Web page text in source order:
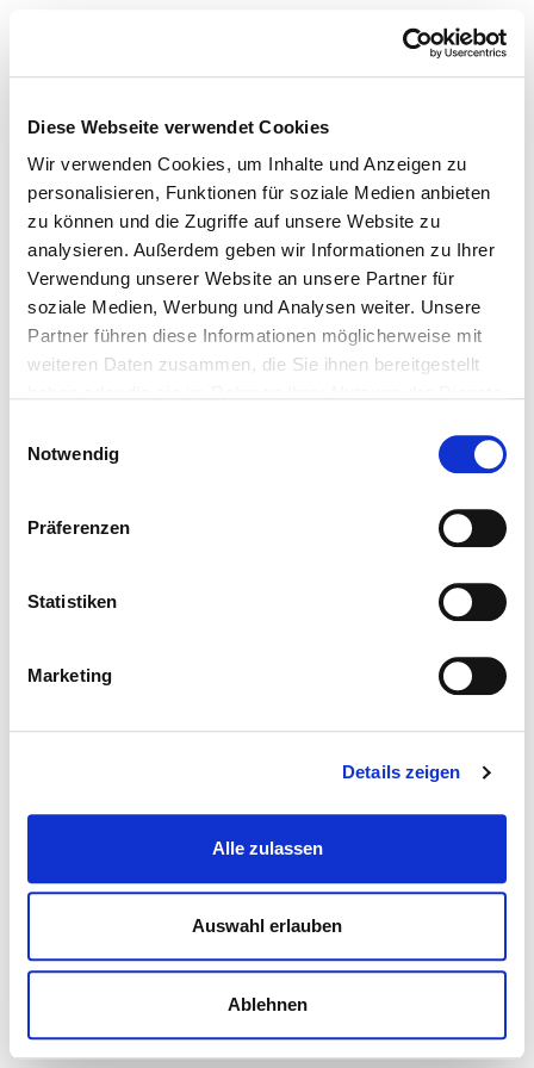
Diese Webseite verwendet Cookies
Wir verwenden Cookies, um Inhalte und Anzeigen zu
personalisieren, Funktionen für soziale Medien anbieten
zu können und die Zugriffe auf unsere Website zu
analysieren. Außerdem geben wir Informationen zu Ihrer
Verwendung unserer Website an unsere Partner für
soziale Medien, Werbung und Analysen weiter. Unsere
Partner führen diese Informationen möglicherweise mit
weiteren Daten zusammen, die Sie ihnen bereitgestellt
Notwendig
Präferenzen
Statistiken
Marketing
Details zeigen
Alle zulassen
Auswahl erlauben
Ablehnen